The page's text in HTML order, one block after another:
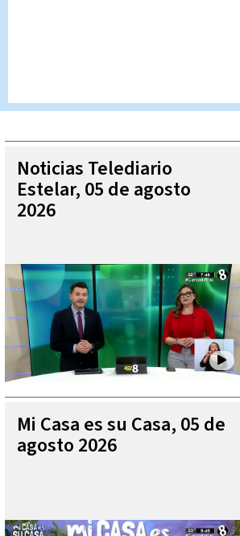
Queda prohibida la reproducción
autorizada constituye una infracción
Noticias Telediario
Estelar, 05 de agosto
2026
Mi Casa es su Casa, 05 de
agosto 2026